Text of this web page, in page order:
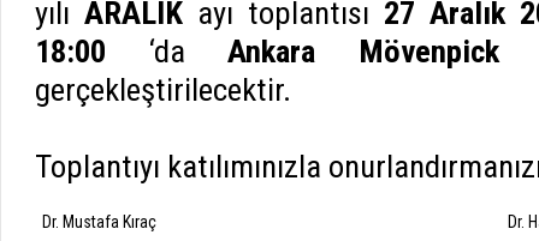
yılı ARALIK ayı toplantısı 27 Aralık
18:00 ‘da Ankara
gerçekleştirilecektir.
Toplantıyı katılımınızla
Dr. Mustafa Kıraç
Dr.